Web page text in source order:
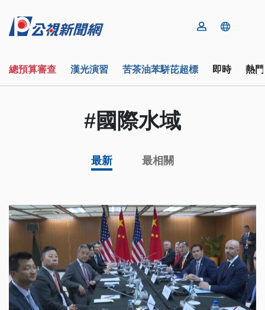
總預算審查 漢光演習 苦茶油苯駢芘超標 即時 熱
#國際水域
最新 最相關